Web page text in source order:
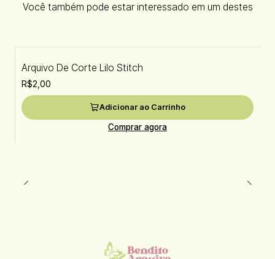
Você também pode estar interessado em um destes
Arquivo De Corte Lilo Stitch
R$2,00
Adicionar ao Carrinho
Comprar agora